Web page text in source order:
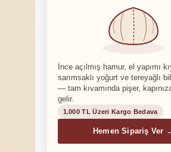
İnce açılmış hamur, el yapımı
sarımsaklı yoğurt ve tereyağlı
— tam kıvamında pişer,
gelir.
1.000 TL Üzeri Kargo Bedava
Hemen Sipariş Ver